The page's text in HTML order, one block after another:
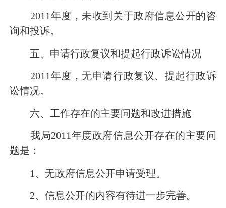
2011年度，未收到关于政府信息公开的咨
询和投诉。
五、申请行政复议和提起行政诉讼情况
2011年度，无申请行政复议、提起行政诉
讼情况。
六、工作存在的主要问题和改进措施
我局2011年度政府信息公开存在的主要问
题是：
1 、无政府信息公开申请受理。
2、信息公开的内容有待进一步完善。